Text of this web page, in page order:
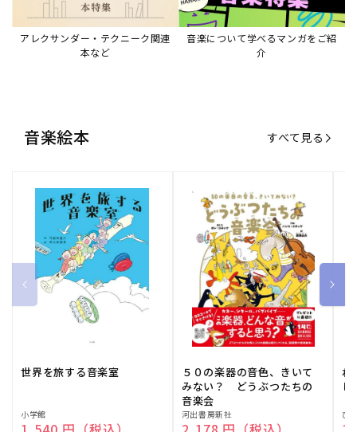
アレクサンダー・テクニーク関連
本など
音楽について学べるマンガをご紹
介
音楽絵本 すべて見る
世界を旅する音楽室
販
小学館
５０の楽器の音色、きいて
みない？ どうぶつたちの
音楽会
販
河出書房新社
ね
販ひ